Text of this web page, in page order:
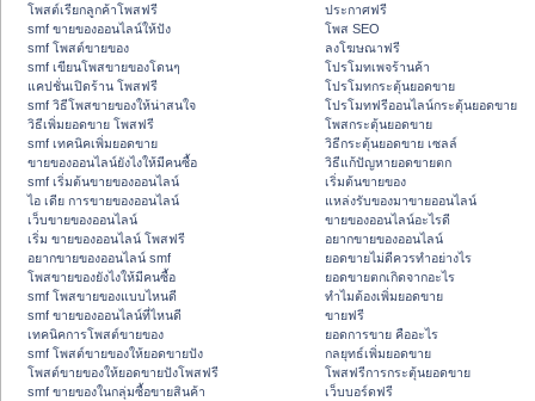
โพสต์เรียกลูกค้าโพสฟรี
smf ขายของออนไลน์ให้ปัง
smf โพสต์ขายของ
smf เขียนโพสขายของโดนๆ
แคปชั่นเปิดร้าน โพสฟรี
smf วิธีโพสขายของให้น่าสนใจ
วิธีเพิ่มยอดขาย โพสฟรี
smf เทคนิคเพิ่มยอดขาย
ขายของออนไลน์ยังไงให้มีคนซื้อ
smf เริ่มต้นขายของออนไลน์
ไอ เดีย การขายของออนไลน์
เว็บขายของออนไลน์
เริ่ม ขายของออนไลน์ โพสฟรี
อยากขายของออนไลน์ smf
โพสขายของยังไงให้มีคนซื้อ
smf โพสขายของแบบไหนดี
smf ขายของออนไลน์ที่ไหนดี
เทคนิคการโพสต์ขายของ
smf โพสต์ขายของให้ยอดขายปัง
โพสต์ขายของให้ยอดขายปังโพสฟรี
smf ขายของในกลุ่มซื้อขายสินค้า
ประกาศฟรี
โพส SEO
ลงโฆษณาฟรี
โปรโมทเพจร้านค้า
โปรโมทกระตุ้นยอดขาย
โปรโมทฟรีออนไลน์กระตุ้นยอดขาย
โพสกระตุ้นยอดขาย
วิธีกระตุ้นยอดขาย เซลล์
วิธีแก้ปัญหายอดขายตก
เริ่มต้นขายของ
แหล่งรับของมาขายออนไลน์
ขายของออนไลน์อะไรดี
อยากขายของออนไลน์
ยอดขายไม่ดีควรทำอย่างไร
ยอดขายตกเกิดจากอะไร
ทำไมต้องเพิ่มยอดขาย
ขายฟรี
ยอดการขาย คืออะไร
กลยุทธ์เพิ่มยอดขาย
โพสฟรีการกระตุ้นยอดขาย
เว็บบอร์ดฟรี